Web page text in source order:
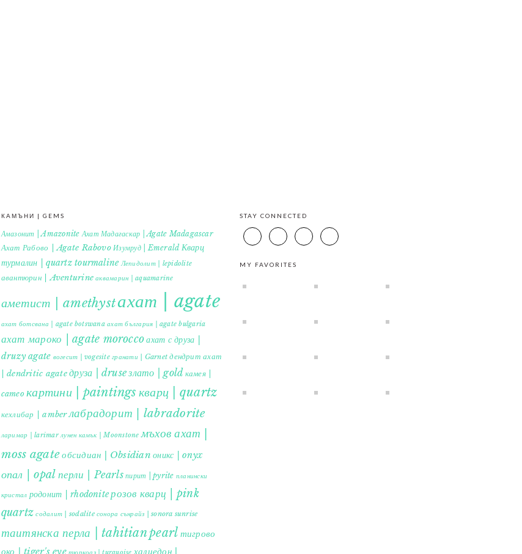
КАМЪНИ | GEMS
Амазонит | Amazonite Ахат Мадагаскар | Agate Madagascar
Ахат Рабово | Agate Rabovo Изумруд | Emerald Кварц
турмалин | quartz tourmaline Лепидолит | lepidolite
авантюрин | Aventurine аквамарин | aquamarine
аметист | amethystахат | agate
ахат ботсвана | agate botswana ахат българия | agate bulgaria
ахат мароко | agate moroccoахат с друза |
druzy agate вогесит | vogesite гранати | Garnet дендрит ахат
| dendritic agateдруза | druseзлато | gold камея |
cameo картини | paintings кварц | quartz
кехлибар | amberлабрадорит | labradorite
ларимар | larimar лунен камък | Moonstone мъхов ахат |
moss agateобсидиан | Obsidian оникс | onyx
опал | opal перли | Pearls пирит | pyrite планински
кристал родонит | rhodoniteрозов кварц | pink
quartz содалит | sodalite сонора сънрайз | sonora sunrise
таитянска перла | tahitian pearl тигрово
око | tiger's eye
халцедон |
STAY CONNECTED
MY FAVORITES